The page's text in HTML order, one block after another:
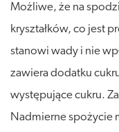
Możliwe, że na
kryształków, co jest
stanowi wady i nie
zawiera dodatku
występujące cukru.
Nadmierne spożycie